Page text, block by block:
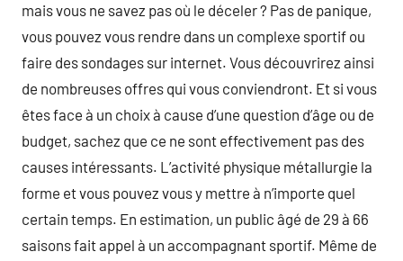
mais vous ne savez pas où le déceler ? Pas de panique,
vous pouvez vous rendre dans un complexe sportif ou
faire des sondages sur internet. Vous découvrirez ainsi
de nombreuses offres qui vous conviendront. Et si vous
êtes face à un choix à cause d’une question d’âge ou de
budget, sachez que ce ne sont effectivement pas des
causes intéressants. L’activité physique métallurgie la
forme et vous pouvez vous y mettre à n’importe quel
certain temps. En estimation, un public âgé de 29 à 66
saisons fait appel à un accompagnant sportif. Même de